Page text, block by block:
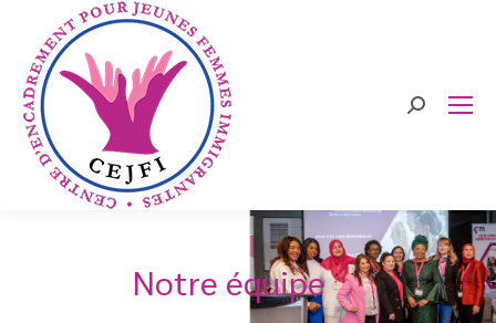
Search:
Notre équipe